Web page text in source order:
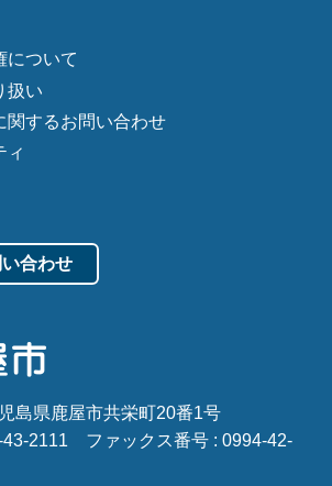
について
扱い
関するお問い合わせ
ィ
合わせ
島県鹿屋市共栄町20番1号
2111
ファックス番号 : 0994-42-